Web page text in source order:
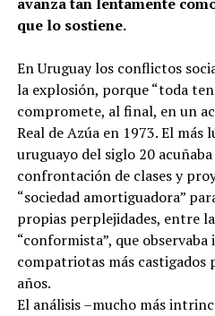
que lo sostiene.
En Uruguay los conflictos
la explosión, porque “toda
compromete, al final, en un
Real de Azúa en 1973. El
uruguayo del siglo 20
confrontación de clases y
“sociedad amortiguadora”
propias perplejidades, entre
“conformista”, que
compatriotas más castigados
años.
El análisis –mucho más